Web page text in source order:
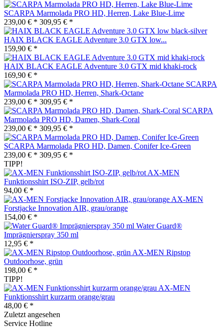
SCARPA Marmolada PRO HD, Herren, Lake Blue-Lime
239,00 € * 309,95 € *
HAIX BLACK EAGLE Adventure 3.0 GTX low...
159,90 € *
HAIX BLACK EAGLE Adventure 3.0 GTX mid khaki-rock
169,90 € *
SCARPA
Marmolada PRO HD, Herren, Shark-Octane
239,00 € * 309,95 € *
SCARPA
Marmolada PRO HD, Damen, Shark-Coral
239,00 € * 309,95 € *
SCARPA Marmolada PRO HD, Damen, Conifer Ice-Green
239,00 € * 309,95 € *
TIPP!
AX-MEN
Funktionsshirt ISO-ZIP, gelb/rot
94,00 € *
AX-MEN
Forstjacke Innovation AIR, grau/orange
154,00 € *
Water Guard®
Imprägnierspray 350 ml
12,95 € *
AX-MEN Ripstop
Outdoorhose, grün
198,00 € *
TIPP!
AX-MEN
Funktionsshirt kurzarm orange/grau
48,00 € *
Zuletzt angesehen
Service Hotline